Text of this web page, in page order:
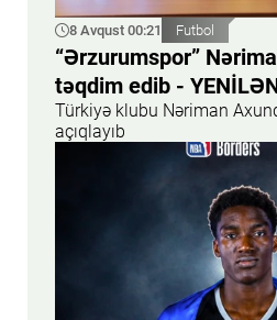
8 Avqust 00:21 Futbol
“Ərzurumspor”
təqdim edib -
Türkiyə klubu Nəriman
açıqlayıb